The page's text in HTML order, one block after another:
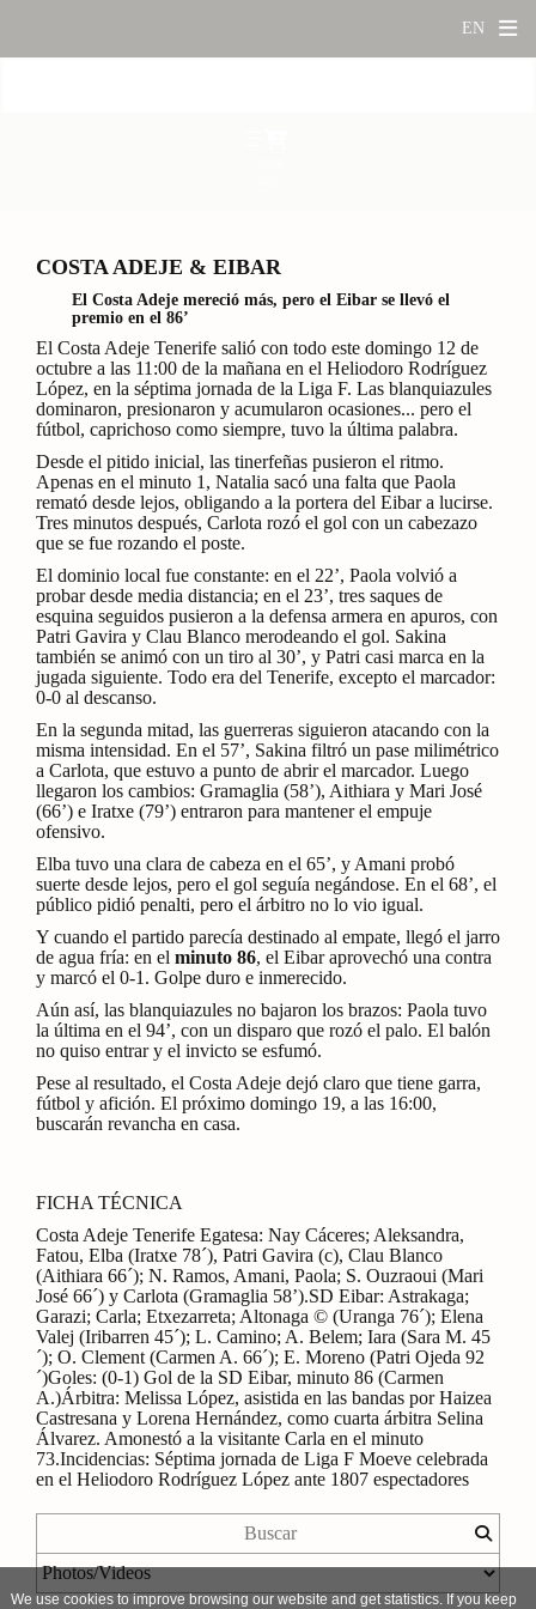
COSTA ADEJE & EIBAR
El Costa Adeje mereció más, pero el Eibar se llevó el
premio en el 86’
El Costa Adeje Tenerife salió con todo este domingo 12 de
octubre a las 11:00 de la mañana en el Heliodoro Rodríguez
López, en la séptima jornada de la Liga F. Las blanquiazules
dominaron, presionaron y acumularon ocasiones... pero el
fútbol, caprichoso como siempre, tuvo la última palabra.
Desde el pitido inicial, las tinerfeñas pusieron el ritmo.
Apenas en el minuto 1, Natalia sacó una falta que Paola
remató desde lejos, obligando a la portera del Eibar a lucirse.
Tres minutos después, Carlota rozó el gol con un cabezazo
que se fue rozando el poste.
El dominio local fue constante: en el 22’, Paola volvió a
probar desde media distancia; en el 23’, tres saques de
esquina seguidos pusieron a la defensa armera en apuros, con
Patri Gavira y Clau Blanco merodeando el gol. Sakina
también se animó con un tiro al 30’, y Patri casi marca en la
jugada siguiente. Todo era del Tenerife, excepto el marcador:
0-0 al descanso.
En la segunda mitad, las guerreras siguieron atacando con la
misma intensidad. En el 57’, Sakina filtró un pase milimétrico
a Carlota, que estuvo a punto de abrir el marcador. Luego
llegaron los cambios: Gramaglia (58’), Aithiara y Mari José
(66’) e Iratxe (79’) entraron para mantener el empuje
ofensivo.
Elba tuvo una clara de cabeza en el 65’, y Amani probó
suerte desde lejos, pero el gol seguía negándose. En el 68’, el
público pidió penalti, pero el árbitro no lo vio igual.
Y cuando el partido parecía destinado al empate, llegó el jarro
de agua fría: en el minuto 86, el Eibar aprovechó una contra
y marcó el 0-1. Golpe duro e inmerecido.
Aún así, las blanquiazules no bajaron los brazos: Paola tuvo
la última en el 94’, con un disparo que rozó el palo. El balón
no quiso entrar y el invicto se esfumó.
Pese al resultado, el Costa Adeje dejó claro que tiene garra,
fútbol y afición. El próximo domingo 19, a las 16:00,
buscarán revancha en casa.
FICHA TÉCNICA
Costa Adeje Tenerife Egatesa: Nay Cáceres; Aleksandra,
Fatou, Elba (Iratxe 78´), Patri Gavira (c), Clau Blanco
(Aithiara 66´); N. Ramos, Amani, Paola; S. Ouzraoui (Mari
José 66´) y Carlota (Gramaglia 58’).SD Eibar: Astrakaga;
Garazi; Carla; Etxezarreta; Altonaga © (Uranga 76´); Elena
Valej (Iribarren 45´); L. Camino; A. Belem; Iara (Sara M. 45
´); O. Clement (Carmen A. 66´); E. Moreno (Patri Ojeda 92
´)Goles: (0-1) Gol de la SD Eibar, minuto 86 (Carmen
A.)Árbitra: Melissa López, asistida en las bandas por Haizea
Castresana y Lorena Hernández, como cuarta árbitra Selina
Álvarez. Amonestó a la visitante Carla en el minuto
73.Incidencias: Séptima jornada de Liga F Moeve celebrada
en el Heliodoro Rodríguez López ante 1807 espectadores
We use cookies to improve browsing our website and get statistics. If you keep